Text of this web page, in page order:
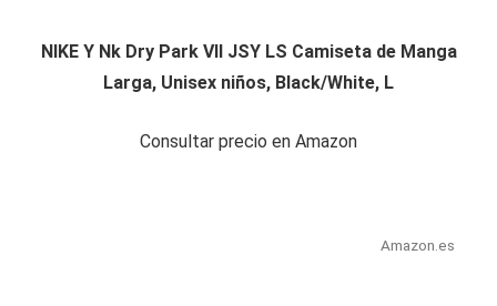
NIKE Y Nk Dry Park VII JSY LS Camiseta de Manga
Larga, Unisex niños, Black/White, L
Consultar precio en Amazon
Amazon.es